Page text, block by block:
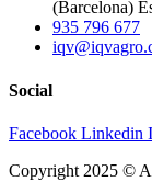
(Barcelona)
935 796 677
Social
Facebook Linkedin
Copyright 2025 ©